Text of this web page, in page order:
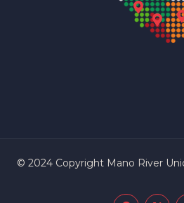
© 2024 Copyright Mano River